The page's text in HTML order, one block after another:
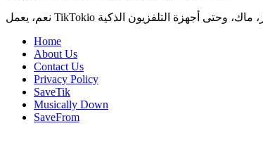
Home
About Us
Contact Us
Privacy Policy
SaveTik
Musically Down
SaveFrom